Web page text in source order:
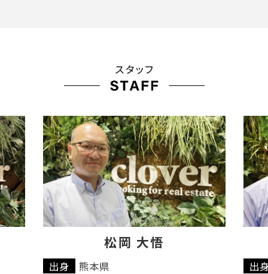
三樹 凱
出身
宮崎県
出